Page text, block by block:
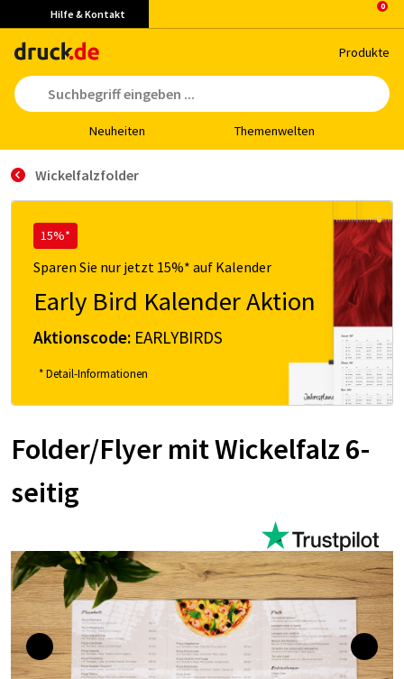
Hilfe & Kontakt
Pro­duk­te
Neu­hei­ten The­men­wel­ten
Wickelfalzfolder
15%*
Sparen Sie nur jetzt 15%* auf Kalender
Early Bird Kalender Aktion
Aktionscode: EARLYBIRDS
* Detail-Informationen
Folder/Flyer mit Wickelfalz 6-
seitig